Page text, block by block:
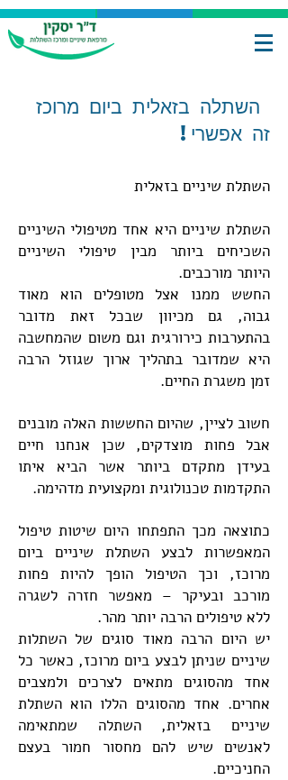
השתלה בזאלית ביום מרוכז
זה אפשרי!
השתלת שיניים בזאלית
השתלת שיניים היא אחד מטיפולי השיניים
השכיחים ביותר מבין טיפולי השיניים
היותר מורכבים.
החשש ממנו אצל מטופלים הוא מאוד
גבוה, גם מכיוון שבכל זאת מדובר
בהתערבות כירורגית וגם משום שהמחשבה
היא שמדובר בתהליך ארוך שגוזל הרבה
זמן משגרת החיים.
חשוב לציין, שהיום החששות האלה מובנים
אבל פחות מוצדקים, שכן אנחנו חיים
בעידן מתקדם ביותר אשר הביא איתו
התקדמות טכנולוגית ומקצועית מדהימה.
כתוצאה מכך התפתחו היום שיטות טיפול
המאפשרות לבצע השתלת שיניים ביום
מרוכז, וכך הטיפול הופך להיות פחות
מורכב ובעיקר – מאפשר חזרה לשגרה
ללא טיפולים הרבה יותר מהר.
יש היום הרבה מאוד סוגים של השתלות
שיניים שניתן לבצע ביום מרוכז, כאשר כל
אחד מהסוגים מתאים לצרכים ולמצבים
אחרים. אחד מהסוגים הללו הוא השתלת
שיניים בזאלית, השתלה שמתאימה
לאנשים שיש להם מחסור חמור בעצם
החניכיים.